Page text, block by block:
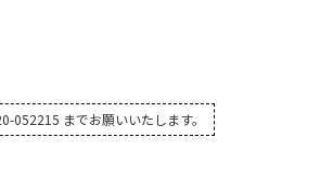
052215 までお願いいたします。